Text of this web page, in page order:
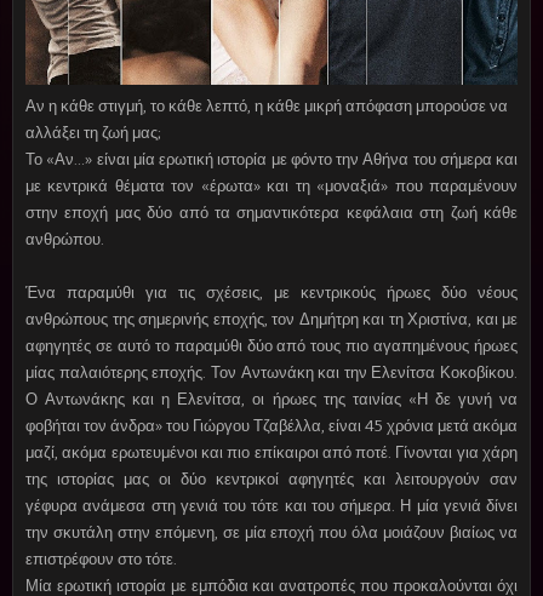
Αν η κάθε στιγμή, το κάθε λεπτό, η κάθε μικρή απόφαση μπορούσε να
αλλάξει τη ζωή μας;
Το «Αν…» είναι μία ερωτική ιστορία με φόντο την Αθήνα του σήμερα και
με κεντρικά θέματα τον «έρωτα» και τη «μοναξιά» που παραμένουν
στην εποχή μας δύο από τα σημαντικότερα κεφάλαια στη ζωή κάθε
ανθρώπου.
Ένα παραμύθι για τις σχέσεις, με κεντρικούς ήρωες δύο νέους
ανθρώπους της σημερινής εποχής, τον Δημήτρη και τη Χριστίνα, και με
αφηγητές σε αυτό το παραμύθι δύο από τους πιο αγαπημένους ήρωες
μίας παλαιότερης εποχής. Τον Αντωνάκη και την Ελενίτσα Κοκοβίκου.
Ο Αντωνάκης και η Ελενίτσα, οι ήρωες της ταινίας «Η δε γυνή να
φοβήται τον άνδρα» του Γιώργου Τζαβέλλα, είναι 45 χρόνια μετά ακόμα
μαζί, ακόμα ερωτευμένοι και πιο επίκαιροι από ποτέ. Γίνονται για χάρη
της ιστορίας μας οι δύο κεντρικοί αφηγητές και λειτουργούν σαν
γέφυρα ανάμεσα στη γενιά του τότε και του σήμερα. Η μία γενιά δίνει
την σκυτάλη στην επόμενη, σε μία εποχή που όλα μοιάζουν βιαίως να
επιστρέφουν στο τότε.
Μία ερωτική ιστορία με εμπόδια και ανατροπές που προκαλούνται όχι